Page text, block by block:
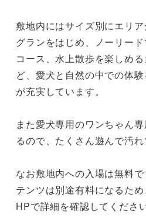
敷地内にはサイズ別にエリ
グランをはじめ、ノーリー
コース、水上散歩を楽しめ
ど、愛犬と自然の中での体
が充実しています。
また愛犬専用のワンちゃん
るので、たくさん遊んで汚
なお敷地内への入場は無料
テンツは別途有料になるた
HPで詳細を確認してください